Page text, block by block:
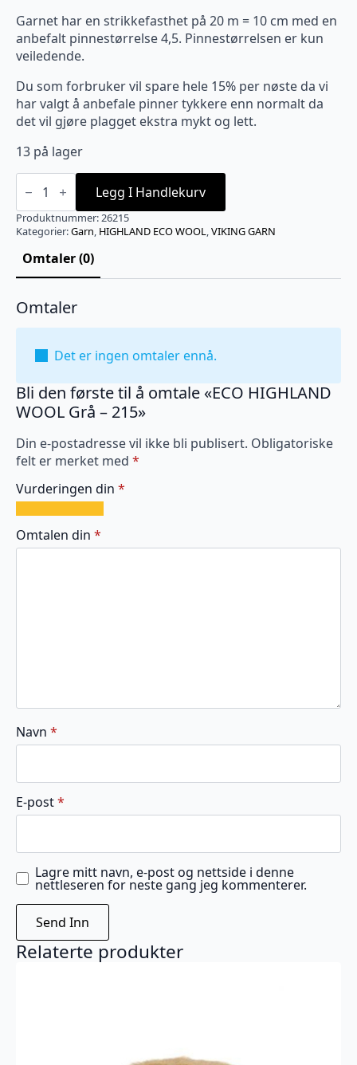
Garnet har en strikkefasthet på 20 m = 10 cm med en
anbefalt pinnestørrelse 4,5. Pinnestørrelsen er kun
veiledende.
Du som forbruker vil spare hele 15% per nøste da vi
har valgt å anbefale pinner tykkere enn normalt da
det vil gjøre plagget ekstra mykt og lett.
13 på lager
ECO
HIGHLAND
Grå
-
antall
Legg I Handlekurv
Produktnummer:26215
Kategorier:Garn, HIGHLAND ECO WOOL,VIKING GARN
Omtaler (0)
Omtaler
Det er ingen omtaler ennå.
Bli den første til å omtale «ECO HIGHLAND
WOOL Grå – 215»
Din e-postadresse vil ikke bli publisert. Obligatoriske
felt er merket med *
Vurderingen din *
av
5
av
5
av
5
av
5
av
5
Omtalen din *
Navn *
E-post*
Lagre mitt navn, e-post og nettside i denne
nettleseren for neste gang jeg kommenterer.
Relaterte produkter